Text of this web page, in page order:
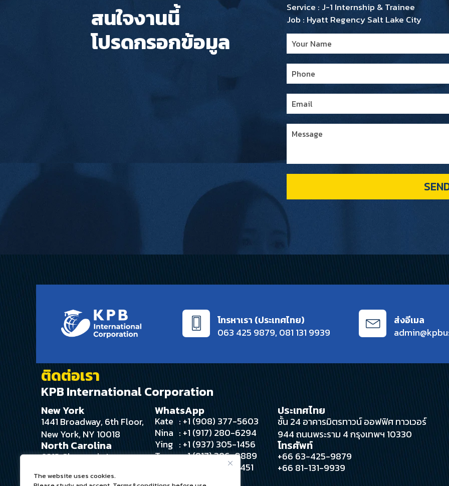
The website uses cookies.
สนใจงานนี้
โปรดกรอกข้อมูล
Service : J-1 Internship & Trainee
Job : Hyatt Regency Salt Lake City
โทรหาเรา (ประเทศไทย)
063 425 9879, 081 131 9939
ส่งอีเมล
ติดต่อเรา
KPB International Corporation
New York
1441 Broadway, 6th Floor,
New York, NY 10018
North Carolina
6213 Glengarrie Ln
WhatsApp
Kate
Nina
Ying
Tee
: +1 (908) 377-5603
: +1 (917) 280-6294
: +1 (937) 305-1456
: +1 (917) 396-0889
: +1 (516) 388-4451
ประเทศไทย
ชั้น 24 อาคารมิตรทาวน์ ออฟฟิศ ทาวเวอร์
944 ถนนพระราม 4 กรุงเทพฯ 10330
โทรศัพท์
+66 63-425-9879
+66 81-131-9939